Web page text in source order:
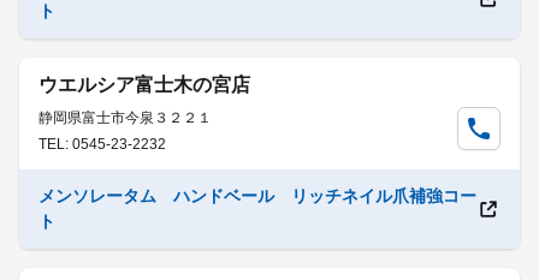
ト
ウエルシア富士木の宮店
静岡県富士市今泉３２２１
TEL: 0545-23-2232
メンソレータム ハンドベール リッチネイル爪補強コー
ト